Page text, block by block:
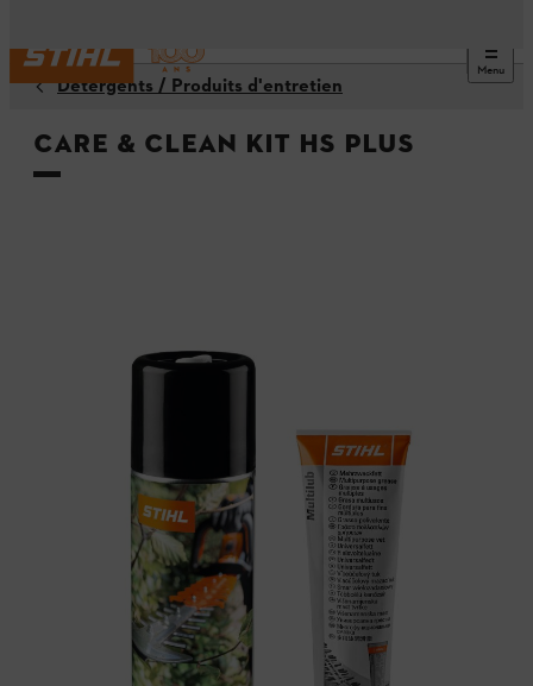
Menu
Détergents / Produits d'entretien
Care & Clean Kit HS Plus